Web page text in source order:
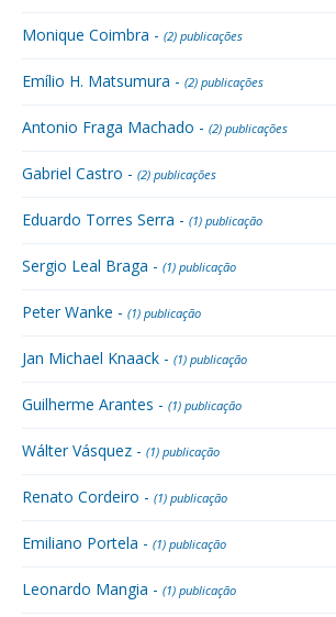
Monique Coimbra - (2) publicações
Emílio H. Matsumura - (2) publicações
Antonio Fraga Machado - (2) publicações
Gabriel Castro - (2) publicações
Eduardo Torres Serra - (1) publicação
Sergio Leal Braga - (1) publicação
Peter Wanke - (1) publicação
Jan Michael Knaack - (1) publicação
Guilherme Arantes - (1) publicação
Wálter Vásquez - (1) publicação
Renato Cordeiro - (1) publicação
Emiliano Portela - (1) publicação
Leonardo Mangia - (1) publicação